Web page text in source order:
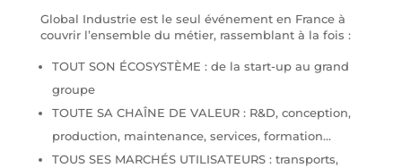
Global Industrie est le seul événement en France à
couvrir l’ensemble du métier, rassemblant à la fois :
TOUT SON ÉCOSYSTÈME : de la start-up au grand
groupe
TOUTE SA CHAÎNE DE VALEUR : R&D, conception,
production, maintenance, services, formation…
TOUS SES MARCHÉS UTILISATEURS : transports,